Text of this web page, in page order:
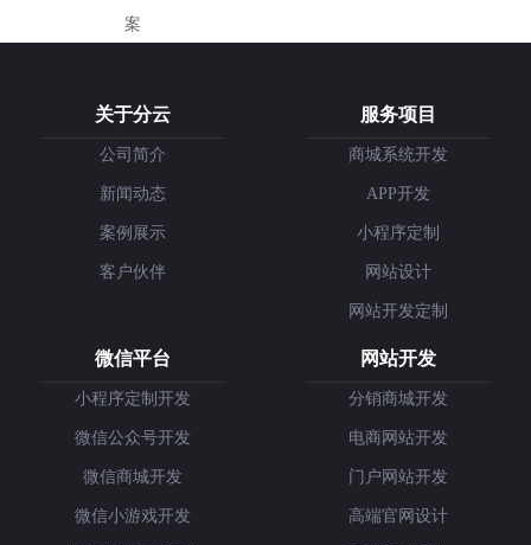
案
关于分云
公司简介
新闻动态
案例展示
客户伙伴
服务项目
商城系统开发
APP开发
小程序定制
网站设计
网站开发定制
微信平台
小程序定制开发
微信公众号开发
微信商城开发
微信小游戏开发
网站开发
分销商城开发
电商网站开发
门户网站开发
高端官网设计